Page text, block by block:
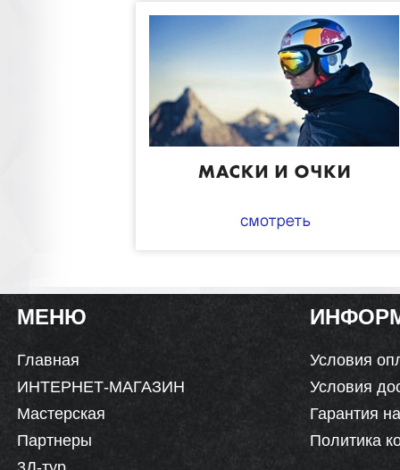
МЕНЮ
Главная
Условия
ИНТЕРНЕТ-МАГАЗИН
Условия
Мастерская
Гарантия
Партнеры
Политика